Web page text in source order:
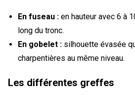
En fuseau : en hauteur avec 6 à
long du tronc.
En gobelet : silhouette évasée
charpentières au même niveau.
Les différentes greffes